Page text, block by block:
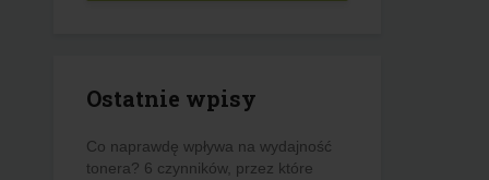
Ostatnie wpisy
Co naprawdę wpływa na wydajność
tonera? 6 czynników, przez które